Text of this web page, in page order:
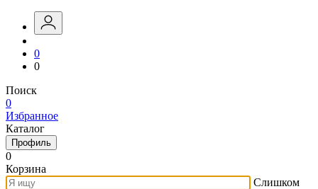
0
0
Поиск
0
Избранное
Каталог
Профиль
0
Корзина
Слишком